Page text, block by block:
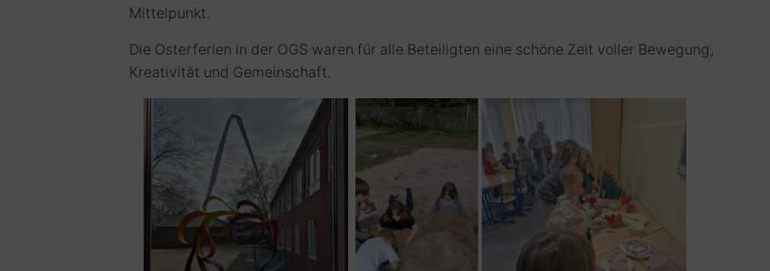
Mittelpunkt.
Die Osterferien in der OGS waren für alle Beteiligten eine schöne Zeit voller Bewegung,
Kreativität und Gemeinschaft.